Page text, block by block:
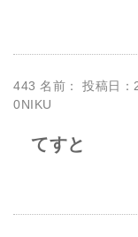
443 名前：
投稿日
0NIKU
てすと